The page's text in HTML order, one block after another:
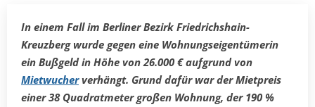
In einem Fall im Berliner Bezirk Friedrichshain-
Kreuzberg wurde gegen eine Wohnungseigentümerin
ein Bußgeldin Höhe von 26.000 €aufgrund von
Mietwucherverhängt. Grund dafür war der Mietpreis
einer 38 Quadratmeter großen Wohnung, der 190 %